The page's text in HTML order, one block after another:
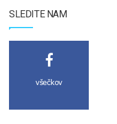
SLEDITE NAM
všečkov